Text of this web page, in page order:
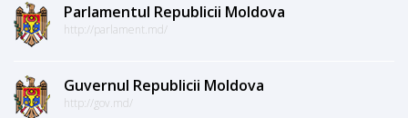
Parlamentul Republicii Moldova
http://parlament.md/
Guvernul Republicii Moldova
http://gov.md/